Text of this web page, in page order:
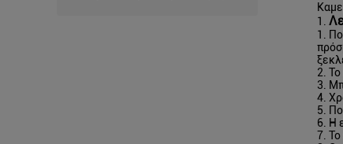
1.
1.
2.
3.
4.
5.
6. Η
7. Το